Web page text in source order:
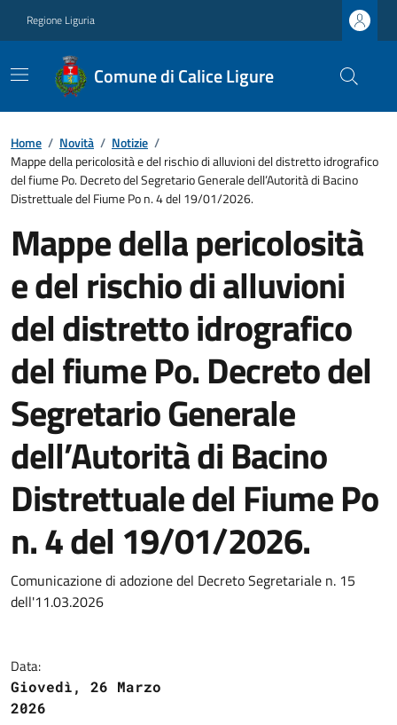
Regione Liguria
Comune di Calice Ligure
Home / Novità / Notizie /
Mappe della pericolosità e del rischio di alluvioni del distretto idrografico
del fiume Po. Decreto del Segretario Generale dell’Autorità di Bacino
Distrettuale del Fiume Po n. 4 del 19/01/2026.
Mappe della pericolosità
e del rischio di alluvioni
del distretto idrografico
del fiume Po. Decreto del
Segretario Generale
dell’Autorità di Bacino
Distrettuale del Fiume Po
n. 4 del 19/01/2026.
Comunicazione di adozione del Decreto Segretariale n. 15
dell'11.03.2026
Data:
Giovedì, 26 Marzo
2026